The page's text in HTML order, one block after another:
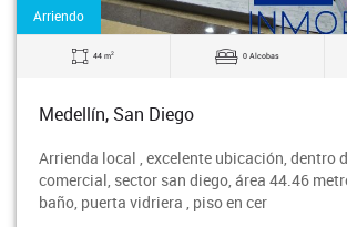
Arriendo
44 m2 0 Alcobas
Medellín, San Diego
Arrienda local , excelente ubicación, dentro
comercial, sector san diego, área 44.46
baño, puerta vidriera , piso en cer